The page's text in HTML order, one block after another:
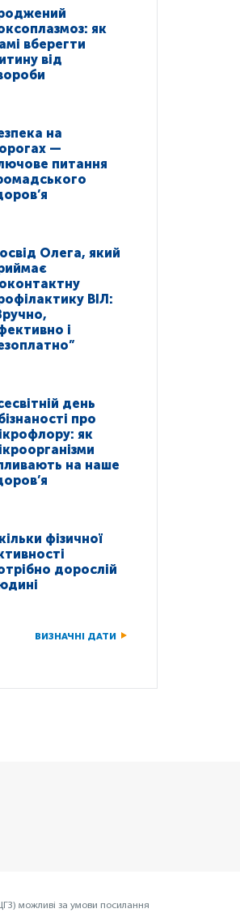
як
вберегти
від
на
—
питання
Олега, який
ВІЛ:
і
день
про
як
на наше
фізичної
дорослій
ВИЗНАЧНІ ДАТИ
можливі за умови посилання